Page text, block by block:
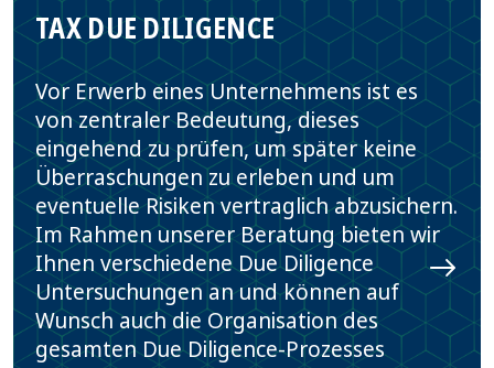
TAX DUE DILIGENCE
Vor Erwerb eines Unternehmens ist es
von zentraler Bedeutung, dieses
eingehend zu prüfen, um später keine
Überraschungen zu erleben und um
eventuelle Risiken vertraglich abzusichern.
Im Rahmen unserer Beratung bieten wir
Ihnen verschiedene Due Diligence
Untersuchungen an und können auf
Wunsch auch die Organisation des
gesamten Due Diligence-Prozesses